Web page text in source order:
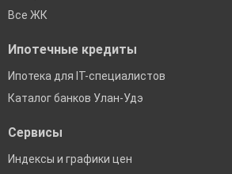
Все ЖК
Ипотечные кредиты
Ипотека для IT-специалистов
Каталог банков Улан-Удэ
Сервисы
Индексы и графики цен